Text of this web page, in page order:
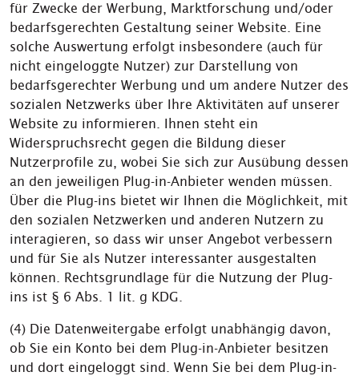
für Zwecke der Werbung, Marktforschung und/oder
bedarfsgerechten Gestaltung seiner Website. Eine
solche Auswertung erfolgt insbesondere (auch für
nicht eingeloggte Nutzer) zur Darstellung von
bedarfsgerechter Werbung und um andere Nutzer des
sozialen Netzwerks über Ihre Aktivitäten auf unserer
Website zu informieren. Ihnen steht ein
Widerspruchsrecht gegen die Bildung dieser
Nutzerprofile zu, wobei Sie sich zur Ausübung dessen
an den jeweiligen Plug-in-Anbieter wenden müssen.
Über die Plug-ins bietet wir Ihnen die Möglichkeit, mit
den sozialen Netzwerken und anderen Nutzern zu
interagieren, so dass wir unser Angebot verbessern
und für Sie als Nutzer interessanter ausgestalten
können. Rechtsgrundlage für die Nutzung der Plug-
ins ist § 6 Abs. 1 lit. g KDG.
(4) Die Datenweitergabe erfolgt unabhängig davon,
ob Sie ein Konto bei dem Plug-in-Anbieter besitzen
und dort eingeloggt sind. Wenn Sie bei dem Plug-in-